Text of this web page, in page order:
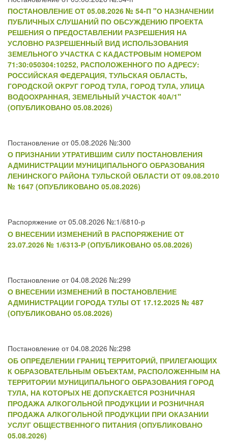
ПОСТАНОВЛЕНИЕ ОТ 05.08.2026 № 54-П "О НАЗНАЧЕНИИ
ПУБЛИЧНЫХ СЛУШАНИЙ ПО ОБСУЖДЕНИЮ ПРОЕКТА
РЕШЕНИЯ О ПРЕДОСТАВЛЕНИИ РАЗРЕШЕНИЯ НА
УСЛОВНО РАЗРЕШЕННЫЙ ВИД ИСПОЛЬЗОВАНИЯ
ЗЕМЕЛЬНОГО УЧАСТКА С КАДАСТРОВЫМ НОМЕРОМ
71:30:050304:10252, РАСПОЛОЖЕННОГО ПО АДРЕСУ:
РОССИЙСКАЯ ФЕДЕРАЦИЯ, ТУЛЬСКАЯ ОБЛАСТЬ,
ГОРОДСКОЙ ОКРУГ ГОРОД ТУЛА, ГОРОД ТУЛА, УЛИЦА
ВОДООХРАННАЯ, ЗЕМЕЛЬНЫЙ УЧАСТОК 40А/1"
(ОПУБЛИКОВАНО 05.08.2026)
Постановление от 05.08.2026 №:300
О ПРИЗНАНИИ УТРАТИВШИМ СИЛУ ПОСТАНОВЛЕНИЯ
АДМИНИСТРАЦИИ МУНИЦИПАЛЬНОГО ОБРАЗОВАНИЯ
ЛЕНИНСКОГО РАЙОНА ТУЛЬСКОЙ ОБЛАСТИ ОТ 09.08.2010
№ 1647 (ОПУБЛИКОВАНО 05.08.2026)
Распоряжение от 05.08.2026 №:1/6810-р
О ВНЕСЕНИИ ИЗМЕНЕНИЙ В РАСПОРЯЖЕНИЕ ОТ
23.07.2026 № 1/6313-Р (ОПУБЛИКОВАНО 05.08.2026)
Постановление от 04.08.2026 №:299
О ВНЕСЕНИИ ИЗМЕНЕНИЙ В ПОСТАНОВЛЕНИЕ
АДМИНИСТРАЦИИ ГОРОДА ТУЛЫ ОТ 17.12.2025 № 487
(ОПУБЛИКОВАНО 05.08.2026)
Постановление от 04.08.2026 №:298
ОБ ОПРЕДЕЛЕНИИ ГРАНИЦ ТЕРРИТОРИЙ, ПРИЛЕГАЮЩИХ
К ОБРАЗОВАТЕЛЬНЫМ ОБЪЕКТАМ, РАСПОЛОЖЕННЫМ НА
ТЕРРИТОРИИ МУНИЦИПАЛЬНОГО ОБРАЗОВАНИЯ ГОРОД
ТУЛА, НА КОТОРЫХ НЕ ДОПУСКАЕТСЯ РОЗНИЧНАЯ
ПРОДАЖА АЛКОГОЛЬНОЙ ПРОДУКЦИИ И РОЗНИЧНАЯ
ПРОДАЖА АЛКОГОЛЬНОЙ ПРОДУКЦИИ ПРИ ОКАЗАНИИ
УСЛУГ ОБЩЕСТВЕННОГО ПИТАНИЯ (ОПУБЛИКОВАНО
05.08.2026)